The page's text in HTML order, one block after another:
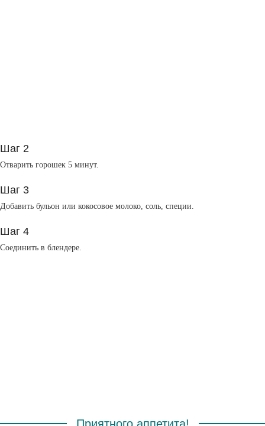
Шаг 2
Отварить горошек 5 минут.
Шаг 3
Добавить бульон или кокосовое молоко, соль, специи.
Шаг 4
Соединить в блендере.